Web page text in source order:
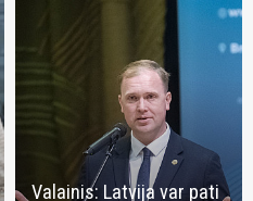
Valainis: Latvija var pati